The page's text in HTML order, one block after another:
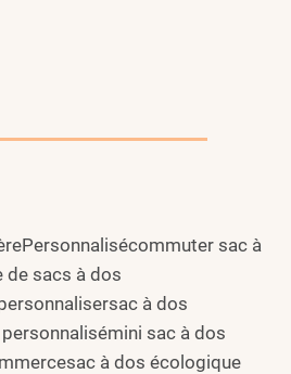
sac à
de sacs à dos
à dos
sac à dos
à dos écologique